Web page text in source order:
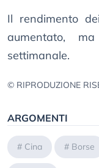
Il rendimento
aumentato,
settimanale.
© RIPRODUZIONE
ARGOMENTI
# Cina # Borse